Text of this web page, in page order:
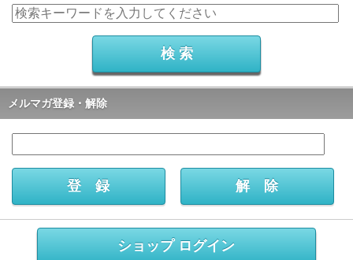
メルマガ登録・解除
ショップ ログイン